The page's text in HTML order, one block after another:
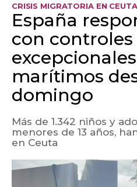
CRISIS MIGRATORIA EN CEUTA
España
con controles
marítimos
domingo
Más de 1.342 niños y
menores de 13 años,
en Ceuta